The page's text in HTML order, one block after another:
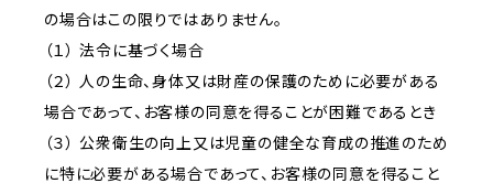
の場合はこの限りではありません。
（１） 法令に基づく場合
（２） 人の生命、身体又は財産の保護のために必要がある
場合であって、お客様の同意を得ることが困難であるとき
（３） 公衆衛生の向上又は児童の健全な育成の推進のため
に特に必要がある場合であって、お客様の同意を得ること